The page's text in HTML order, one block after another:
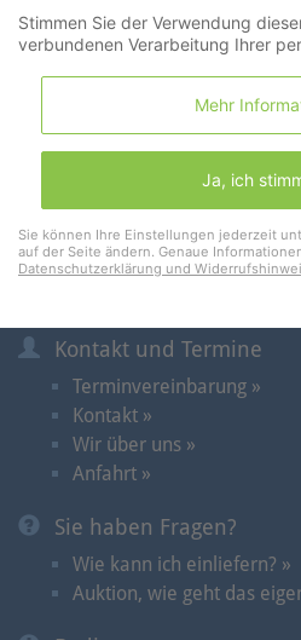
Informationen
Kontakt und Termine
Terminvereinbarung »
Kontakt »
Wir über uns »
Anfahrt »
Sie haben Fragen?
Wie kann ich einliefern? »
Auktion, wie geht das
Stimmen Sie der Verwendung
verbundenen Verarbeitung Ihrer
Mehr
Ja, ich
Sie können Ihre Einstellungen jederzeit
auf der Seite ändern. Genaue
Datenschutzerklärung und